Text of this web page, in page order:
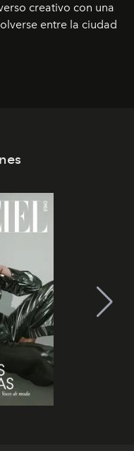
creativo con una
entre la ciudad